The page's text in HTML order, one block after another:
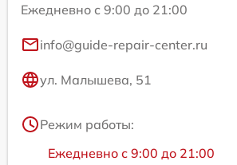
Ежедневно с 9:00 до 21:00
info@guide-repair-center.ru
ул. Малышева, 51
Режим работы:
Ежедневно с 9:00 до 21:00